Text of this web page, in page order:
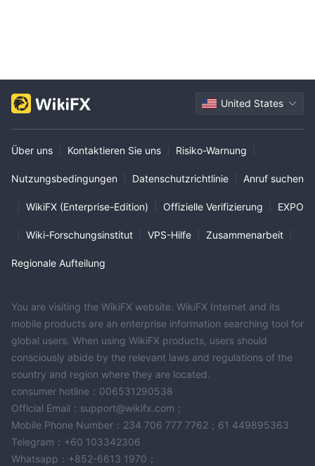
United States
Über uns Kontaktieren Sie uns Risiko-Warnung
Nutzungsbedingungen Datenschutzrichtlinie Anruf suchen
WikiFX (Enterprise-Edition) Offizielle Verifizierung EXPO
Wiki-Forschungsinstitut VPS-Hilfe Zusammenarbeit
Regionale Aufteilung
You are visiting the WikiFX website. WikiFX Internet and its
mobile products are an enterprise information searching tool for
global users. When using WikiFX products, users should
consciously abide by the relevant laws and regulations of the
country and region where they are located.
consumer hotline：006531290538
Official Email：support@wikifx.com；
Mobile Phone Number：234 706 777 7762；61 449895363
Telegram：+60 103342306
Whatsapp：+852-6613 1970；